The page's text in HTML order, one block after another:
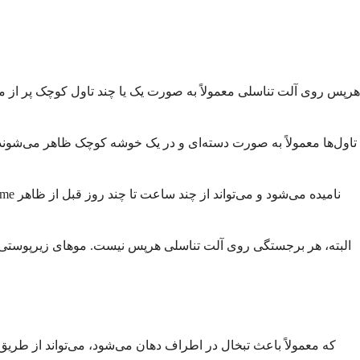
هرپس روی آلت تناسلی معمولاً به صورت یک یا چند تاول کوچک پر از
تاول‌ها معمولاً به صورت دسته‌ای و در یک خوشه کوچک ظاهر
البته، هر برجستگی روی آلت تناسلی هرپس نیست. موهای